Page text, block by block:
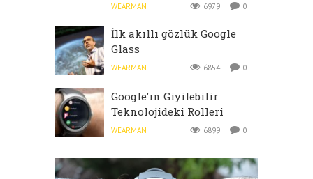
WEARMAN 6979 0
İlk akıllı gözlük Google
Glass
WEARMAN 6854 0
Google’ın Giyilebilir
Teknolojideki Rolleri
WEARMAN 6899 0